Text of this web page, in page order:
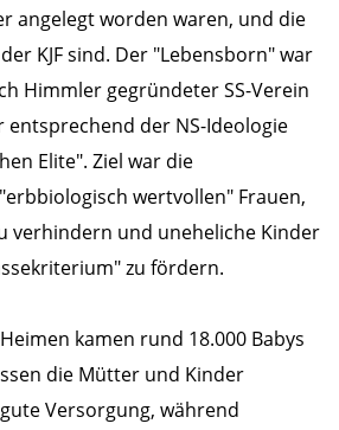
angelegt worden waren, und die
KJF sind. Der "Lebensborn" war
Himmler gegründeter SS-Verein
entsprechend der NS-Ideologie
Elite". Ziel war die
wertvollen" Frauen,
verhindern und uneheliche Kinder
zu fördern.
kamen rund 18.000 Babys
die Mütter und Kinder
Versorgung, während